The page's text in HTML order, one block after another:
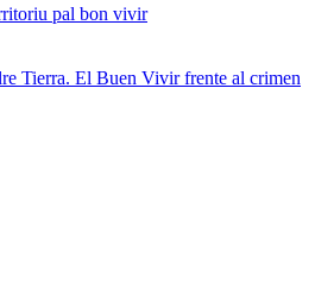
pal bon vivir
Tierra. El Buen Vivir frente al crimen